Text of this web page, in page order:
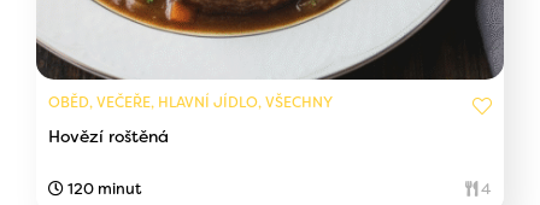
OBĚD, VEČEŘE, HLAVNÍ JÍDLO, VŠECHNY
Hovězí roštěná
120 minut 4